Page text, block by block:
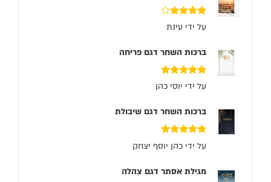
דורג4
מתוך 5
על ידי עינת
ברכות השחר דגם פריחה
דורג5 מתוך 5
על ידי יוסי כהן
ברכות השחר דגם שיבולת
דורג
על ידי כהן יוסף יצחק
מגילת אסתר דגם צהלה